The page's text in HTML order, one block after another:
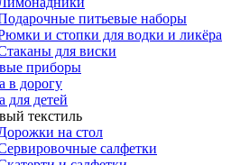
питьевые наборы
и стопки для водки и ликёра
для виски
приборы
в дорогу
для детей
текстиль
на стол
салфетки